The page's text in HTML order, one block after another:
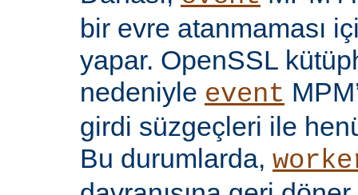
bir evre atanmaması
yapar. OpenSSL
nedeniyle event
girdi süzgeçleri ile
Bu durumlarda,